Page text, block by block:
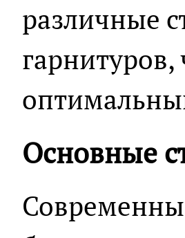
различные
Основные